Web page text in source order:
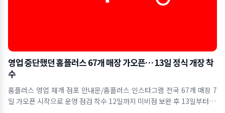
영업 중단했던 홈플러스 67개 매장 가오픈… 13일 정식 개장 착
수
홈플러스 영업 재개 점포 안내문/홈플러스 인스타그램 전국 67개 매장 7
일 가오픈 시작으로 운영 점검 착수 12일까지 미비점 보완 후 13일부터 본